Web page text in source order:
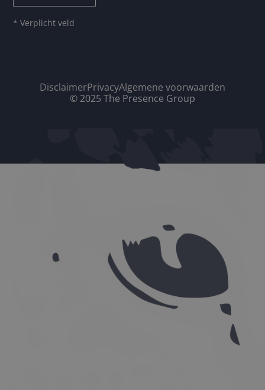
* Verplicht veld
DisclaimerPrivacyAlgemene voorwaarden
© 2025 The Presence Group